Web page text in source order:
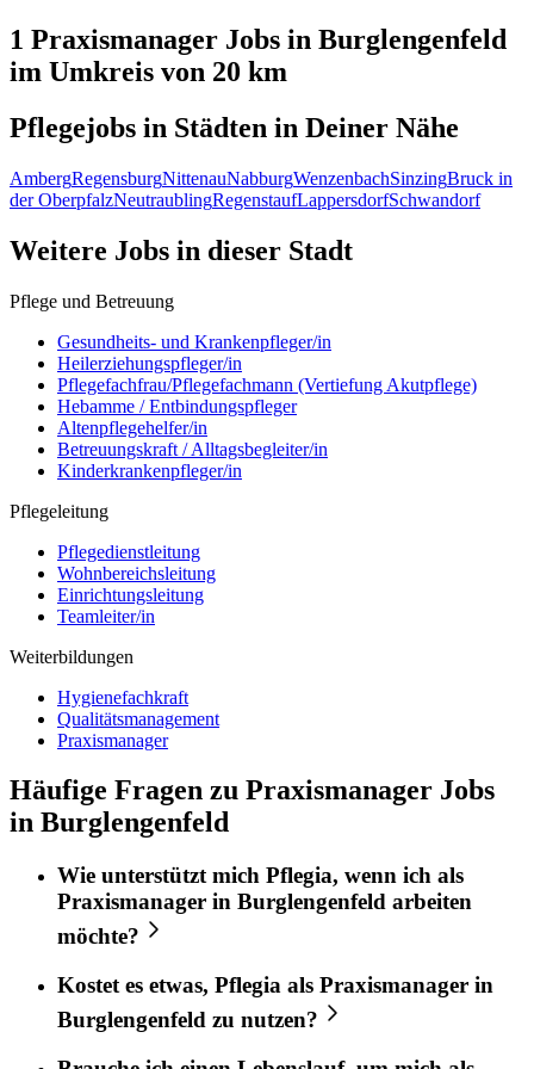
1 Praxismanager Jobs in Burglengenfeld
im Umkreis von 20 km
Pflegejobs in Städten in Deiner Nähe
AmbergRegensburgNittenauNabburgWenzenbachSinzingBruck in
der OberpfalzNeutraublingRegenstaufLappersdorfSchwandorf
Weitere Jobs in dieser Stadt
Pflege und Betreuung
Gesundheits- und Krankenpfleger/in
Heilerziehungspfleger/in
Pflegefachfrau/Pflegefachmann (Vertiefung Akutpflege)
Hebamme / Entbindungspfleger
Altenpflegehelfer/in
Betreuungskraft / Alltagsbegleiter/in
Kinderkrankenpfleger/in
Pflegeleitung
Pflegedienstleitung
Wohnbereichsleitung
Einrichtungsleitung
Teamleiter/in
Weiterbildungen
Hygienefachkraft
Qualitätsmanagement
Praxismanager
Häufige Fragen zu Praxismanager Jobs
in Burglengenfeld
Wie unterstützt mich Pflegia, wenn ich als
Praxismanager in Burglengenfeld arbeiten
möchte?
Kostet es etwas, Pflegia als Praxismanager in
Burglengenfeld zu nutzen?